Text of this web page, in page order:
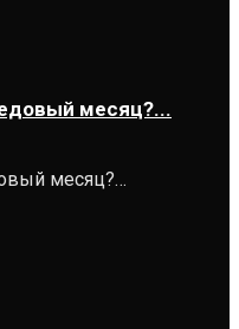
месяц?...
месяц?…